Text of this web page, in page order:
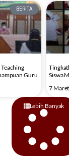
BERITA
Guru
Siswa
7
Lebih Banyak